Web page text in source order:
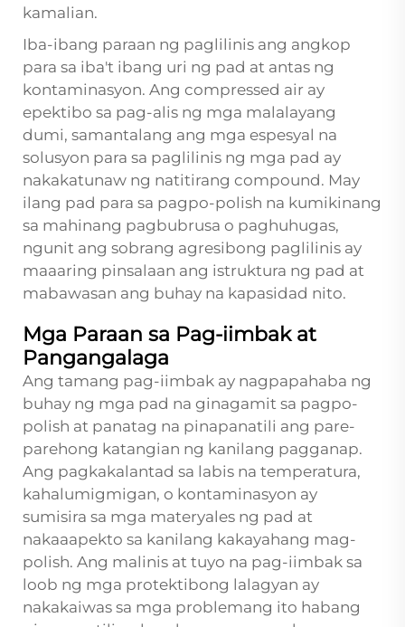
kamalian.
Iba-ibang paraan ng paglilinis ang angkop
para sa iba't ibang uri ng pad at antas ng
kontaminasyon. Ang compressed air ay
epektibo sa pag-alis ng mga malalayang
dumi, samantalang ang mga espesyal na
solusyon para sa paglilinis ng mga pad ay
nakakatunaw ng natitirang compound. May
ilang pad para sa pagpo-polish na kumikinang
sa mahinang pagbubrusa o paghuhugas,
ngunit ang sobrang agresibong paglilinis ay
maaaring pinsalaan ang istruktura ng pad at
mabawasan ang buhay na kapasidad nito.
Mga Paraan sa Pag-iimbak at
Pangangalaga
Ang tamang pag-iimbak ay nagpapahaba ng
buhay ng mga pad na ginagamit sa pagpo-
polish at panatag na pinapanatili ang pare-
parehong katangian ng kanilang pagganap.
Ang pagkakalantad sa labis na temperatura,
kahalumigmigan, o kontaminasyon ay
sumisira sa mga materyales ng pad at
nakaaapekto sa kanilang kakayahang mag-
polish. Ang malinis at tuyo na pag-iimbak sa
loob ng mga protektibong lalagyan ay
nakakaiwas sa mga problemang ito habang